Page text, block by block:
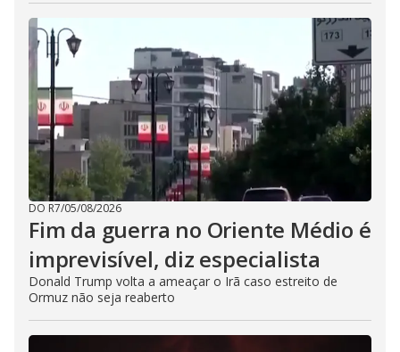
DO R7/05/08/2026
Fim da guerra no Oriente Médio é
imprevisível, diz especialista
Donald Trump volta a ameaçar o Irã caso estreito de
Ormuz não seja reaberto